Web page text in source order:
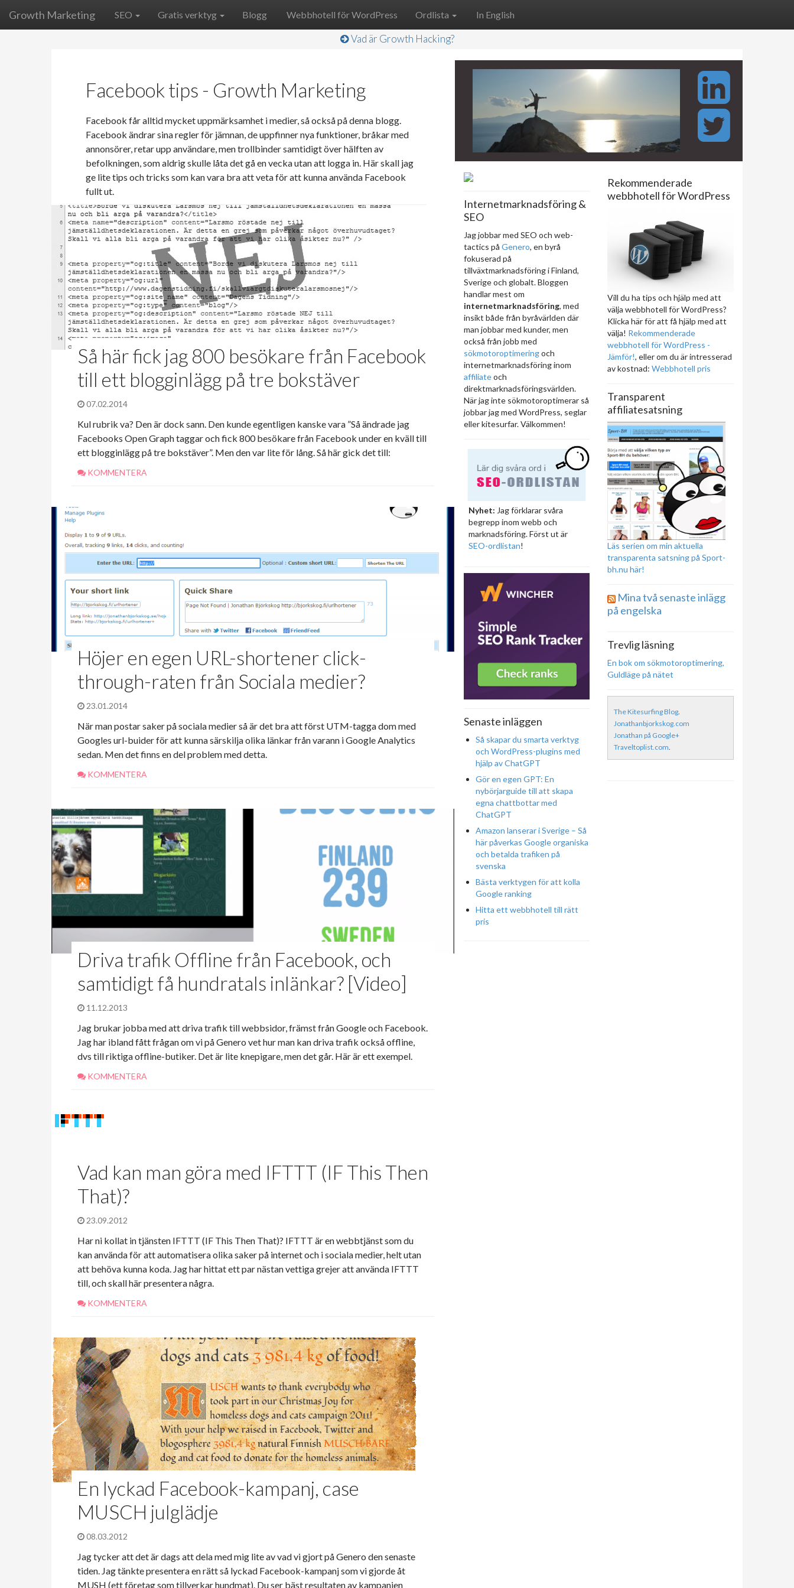
Growth Marketing SEO Gratis verktyg Blogg Webbhotell för WordPress Ordlista In English
Vad är Growth Hacking?
Facebook tips - Growth Marketing
Facebook får alltid mycket uppmärksamhet i medier, så också på denna blogg.
Facebook ändrar sina regler för jämnan, de uppfinner nya funktioner, bråkar med
annonsörer, retar upp användare, men trollbinder samtidigt över hälften av
befolkningen, som aldrig skulle låta det gå en vecka utan att logga in. Här skall jag
ge lite tips och tricks som kan vara bra att veta för att kunna använda Facebook
fullt ut.
Så här fick jag 800 besökare från Facebook
till ett blogginlägg på tre bokstäver
07.02.2014
Kul rubrik va? Den är dock sann. Den kunde egentligen kanske vara ”Så ändrade jag
Facebooks Open Graph taggar och fick 800 besökare från Facebook under en kväll till
ett blogginlägg på tre bokstäver”. Men den var lite för lång. Så här gick det till:
KOMMENTERA
Höjer en egen URL-shortener click-
through-raten från Sociala medier?
23.01.2014
När man postar saker på sociala medier så är det bra att först UTM-tagga dom med
Googles url-buider för att kunna särskilja olika länkar från varann i Google Analytics
sedan. Men det finns en del problem med detta.
KOMMENTERA
Driva trafik Offline från Facebook, och
samtidigt få hundratals inlänkar? [Video]
11.12.2013
Jag brukar jobba med att driva trafik till webbsidor, främst från Google och Facebook.
Jag har ibland fått frågan om vi på Genero vet hur man kan driva trafik också offline,
dvs till riktiga offline-butiker. Det är lite knepigare, men det går. Här är ett exempel.
KOMMENTERA
Vad kan man göra med IFTTT (IF This Then
That)?
23.09.2012
Har ni kollat in tjänsten IFTTT (IF This Then That)? IFTTT är en webbtjänst som du
kan använda för att automatisera olika saker på internet och i sociala medier, helt utan
att behöva kunna koda. Jag har hittat ett par nästan vettiga grejer att använda IFTTT
till, och skall här presentera några.
KOMMENTERA
En lyckad Facebook-kampanj, case
MUSCH julglädje
08.03.2012
Jag tycker att det är dags att dela med mig lite av vad vi gjort på Genero den senaste
tiden. Jag tänkte presentera en rätt så lyckad Facebook-kampanj som vi gjorde åt
MUSH (ett företag som tillverkar hundmat). Du ser bäst resultaten av kampanjen
Internetmarknadsföring &
SEO
Jag jobbar med SEO och web-
tactics på Genero, en byrå
fokuserad på
tillväxtmarknadsföring i Finland,
Sverige och globalt. Bloggen
handlar mest om
internetmarknadsföring, med
insikt både från byråvärlden där
man jobbar med kunder, men
också från jobb med
sökmotoroptimeringoch
internetmarknadsföring inom
affiliateoch
direktmarknadsföringsvärlden.
När jag inte sökmotoroptimerar så
jobbar jag med WordPress, seglar
eller kitesurfar. Välkommen!
Nyhet: Jag förklarar svåra
begrepp inom webb och
marknadsföring. Först ut är
SEO-ordlistan!
Senaste inläggen
Så skapar du smarta verktyg
och WordPress-plugins med
hjälp av ChatGPT
Gör en egen GPT: En
nybörjarguide till att skapa
egna chattbottar med
ChatGPT
Amazon lanserar i Sverige – Så
här påverkas Google organiska
och betalda trafiken på
svenska
Bästa verktygen för att kolla
Google ranking
Hitta ett webbhotell till rätt
pris
Rekommenderade
webbhotell för WordPress
Vill du ha tips och hjälp med att
välja webbhotell för WordPress?
Klicka här för att få hjälp med att
välja! Rekommenderade
webbhotell för WordPress -
Jämför!, eller om du är intresserad
av kostnad:Webbhotell pris
Transparent
affiliatesatsning
Läs serien om min aktuella
transparenta satsning på Sport-
bh.nu här!
Mina två senaste inlägg
på engelska
Trevlig läsning
En bok om sökmotoroptimering,
Guldläge på nätet
The Kitesurfing Blog.
Jonathanbjorkskog.com
Jonathan på Google+
Traveltoplist.com.